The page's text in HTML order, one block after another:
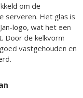
om de
serveren. Het glas is
logo, wat het een
Door de kelkvorm
vastgehouden en